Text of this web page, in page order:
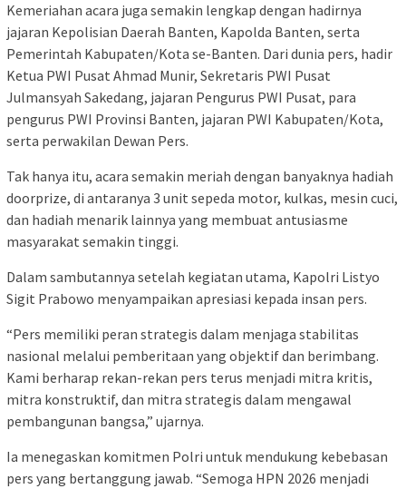
Kemeriahan acara juga semakin lengkap dengan hadirnya
jajaran Kepolisian Daerah Banten, Kapolda Banten, serta
Pemerintah Kabupaten/Kota se-Banten. Dari dunia pers, hadir
Ketua PWI Pusat Ahmad Munir, Sekretaris PWI Pusat
Julmansyah Sakedang, jajaran Pengurus PWI Pusat, para
pengurus PWI Provinsi Banten, jajaran PWI Kabupaten/Kota,
serta perwakilan Dewan Pers.
Tak hanya itu, acara semakin meriah dengan banyaknya hadiah
doorprize, di antaranya 3 unit sepeda motor, kulkas, mesin cuci,
dan hadiah menarik lainnya yang membuat antusiasme
masyarakat semakin tinggi.
Dalam sambutannya setelah kegiatan utama, Kapolri Listyo
Sigit Prabowo menyampaikan apresiasi kepada insan pers.
“Pers memiliki peran strategis dalam menjaga stabilitas
nasional melalui pemberitaan yang objektif dan berimbang.
Kami berharap rekan-rekan pers terus menjadi mitra kritis,
mitra konstruktif, dan mitra strategis dalam mengawal
pembangunan bangsa,” ujarnya.
Ia menegaskan komitmen Polri untuk mendukung kebebasan
pers yang bertanggung jawab. “Semoga HPN 2026 menjadi